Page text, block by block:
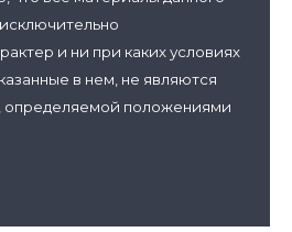
и ни при каких условиях
в нем, не являются
определяемой положениями